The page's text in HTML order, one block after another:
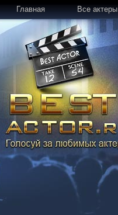
Главная Все актеры